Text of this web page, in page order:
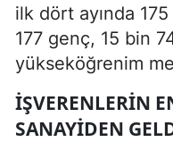
ilk dört ayında
177 genç, 15 bin
yükseköğrenim
İŞVERENLERIN
SANAYIDEN